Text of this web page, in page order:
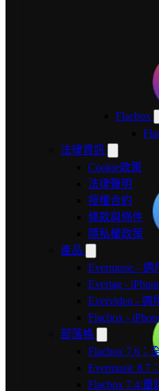
Flacbox
法律資訊
Cookie政策
法律聲明
授權合約
條款與條件
隱私權政策
產品
Evermusic -
Evertag -
Evervideo - 適
Flacbox -
部落格
Flacbox 7.6：
Evermusic
Flacbox 7.4:重